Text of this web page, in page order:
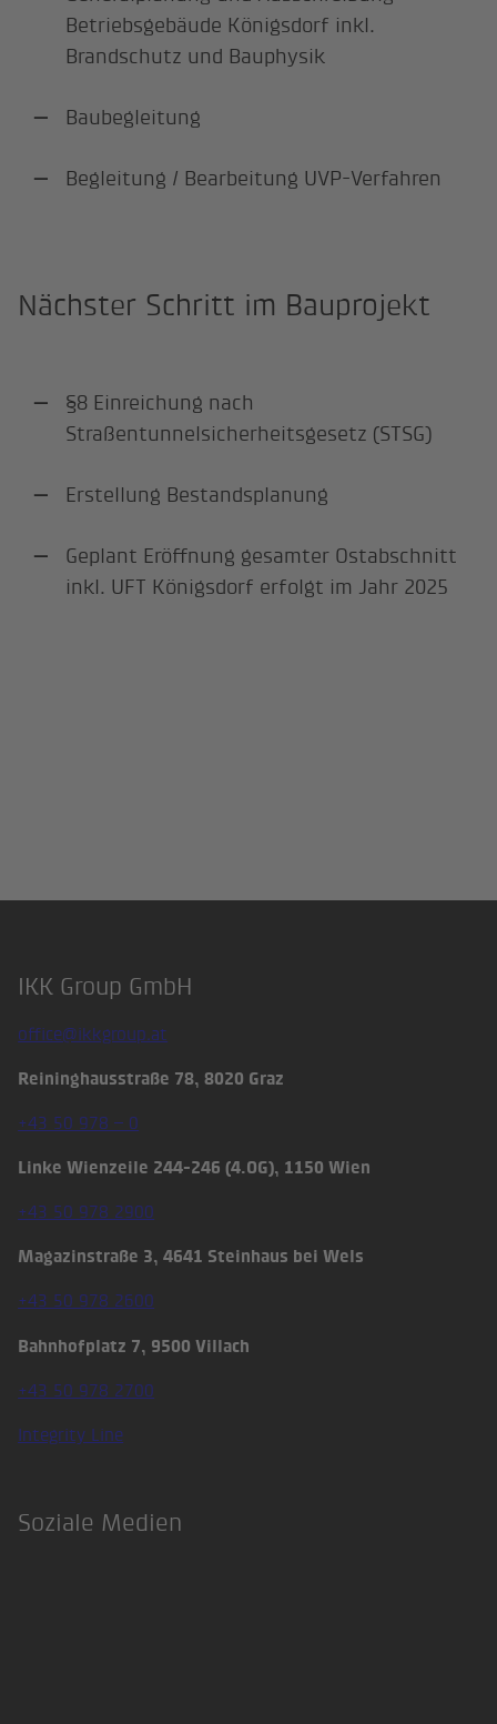
Betriebsgebäude Königsdorf inkl.
Brandschutz und Bauphysik
Baubegleitung
Begleitung / Bearbeitung UVP-Verfahren
Nächster Schritt im Bauprojekt
§8 Einreichung nach
Straßentunnelsicherheitsgesetz (STSG)
Erstellung Bestandsplanung
Geplant Eröffnung gesamter Ostabschnitt
inkl. UFT Königsdorf erfolgt im Jahr 2025
Footer
IKK Group GmbH
office@ikkgroup.at
Reininghausstraße 78, 8020 Graz
+43 50 978 – 0
Linke Wienzeile 244-246 (4.OG), 1150 Wien
+43 50 978 2900
Magazinstraße 3, 4641 Steinhaus bei Wels
+43 50 978 2600
Bahnhofplatz 7, 9500 Villach
+43 50 978 2700
Integrity Line
Soziale Medien